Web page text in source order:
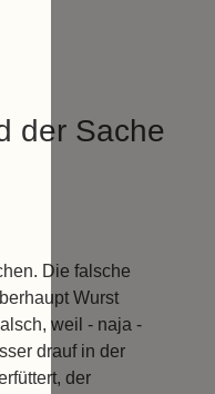
der Sache
Die falsche
Wurst
weil - naja -
drauf in der
der